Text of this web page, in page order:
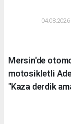
Mersin'de
motosikletli
"Kaza derdik